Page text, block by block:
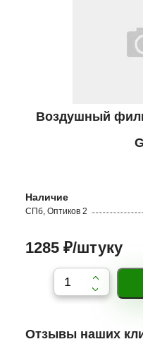
Воздушный
Наличие
СПб, Оптиков 2
1285 ₽/штуку
Отзывы наших